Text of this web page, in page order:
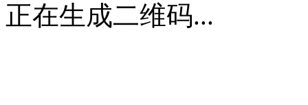
正在生成二维码...